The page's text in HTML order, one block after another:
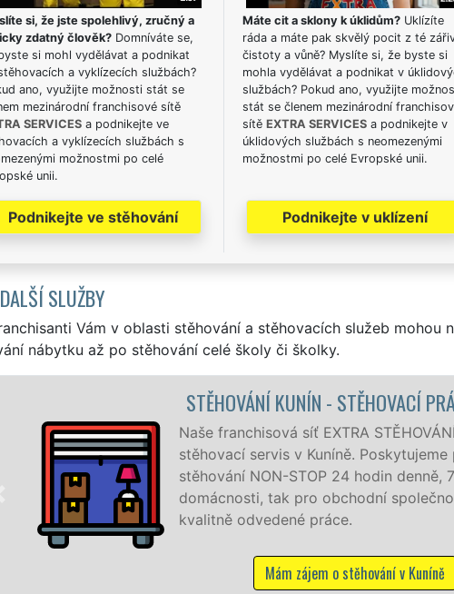
si, že jste spolehlivý, zručný a
zdatný člověk?Domníváte se,
si mohl vydělávat a podnikat
a vyklízecích službách?
ano, využijte možnosti stát se
mezinárodní franchisové sítě
SERVICESa podnikejte ve
a vyklízecích službách s
možnostmi po celé
unii.
Podnikejte ve stěhování
Máte cit a sklony k úklidům?Uklízíte
ráda a máte pak skvělý pocit z té
čistoty a vůně? Myslíte si, že byste si
mohla vydělávat a podnikat v
službách? Pokud ano, využijte
stát se členem mezinárodní
sítě EXTRA SERVICESa podnikejte v
úklidových službách s neomezenými
možnostmi po celé Evropské unii.
Podnikejte v uklízení
SLUŽBY
Vám v oblasti stěhování a stěhovacích služeb mohou
nábytku až po stěhování celé školy či školky.
kompletní
a kvalitní služby
jak pro
a se zárukou